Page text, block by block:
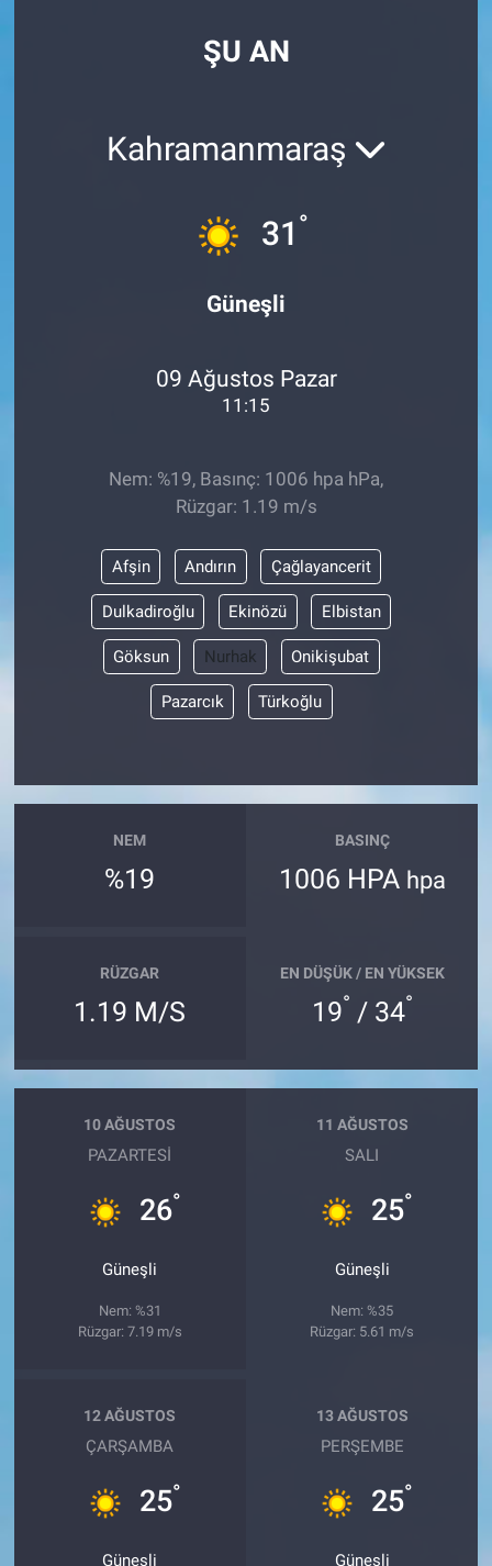
ŞU AN
Kahramanmaraş
31 °
Güneşli
09 Ağustos Pazar
11:15
Nem: %19, Basınç: 1006 hpa hPa,
Rüzgar: 1.19 m/s
Afşin Andırın Çağlayancerit
Dulkadiroğlu Ekinözü Elbistan
Göksun Nurhak Onikişubat
Pazarcık Türkoğlu
NEM
%19
BASINÇ
1006 HPA hpa
RÜZGAR
1.19 M/S
EN DÜŞÜK / EN YÜKSEK
19° / 34°
10 AĞUSTOS
PAZARTESI
26°
Güneşli
Nem: %31
Rüzgar: 7.19 m/s
11 AĞUSTOS
SALI
25°
Güneşli
Nem: %35
Rüzgar: 5.61 m/s
12 AĞUSTOS
ÇARŞAMBA
25°
Güneşli
13 AĞUSTOS
PERŞEMBE
25°
Güneşli